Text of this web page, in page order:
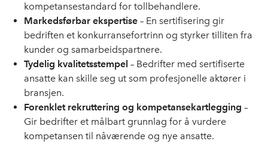
kompetansestandard for tollbehandlere.
Markedsførbar ekspertise – En sertifisering gir
bedriften et konkurransefortrinn og styrker tilliten fra
kunder og samarbeidspartnere.
Tydelig kvalitetsstempel – Bedrifter med sertifiserte
ansatte kan skille seg ut som profesjonelle aktører i
bransjen.
Forenklet rekruttering og kompetansekartlegging –
Gir bedrifter et målbart grunnlag for å vurdere
kompetansen til nåværende og nye ansatte.